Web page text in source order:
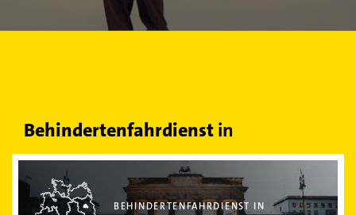
Behindertenfahrdienstin
BEHINDERTENFAHRDIENST IN
Behindertenfahrdienst in Berlin